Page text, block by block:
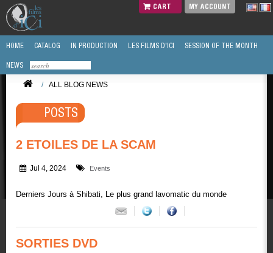
CART MY ACCOUNT
HOME CATALOG IN PRODUCTION LES FILMS D'ICI SESSION OF THE MONTH
NEWS
/ ALL BLOG NEWS
POSTS
2 ETOILES DE LA SCAM
Jul 4, 2024 Events
Derniers Jours à Shibati, Le plus grand lavomatic du monde
SORTIES DVD